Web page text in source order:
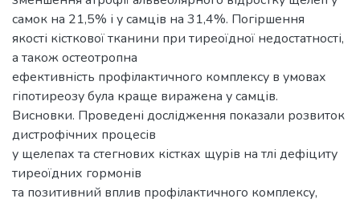
самок на 21,5% і у самців на 31,4%. Погіршення
якості кісткової тканини при тиреоїдної недостатності,
а також остеотропна
ефективність профілактичного комплексу в умовах
гіпотиреозу була краще виражена у самців.
Висновки. Проведені дослідження показали розвиток
дистрофічних процесів
у щелепах та стегнових кістках щурів на тлі дефіциту
тиреоїдних гормонів
та позитивний вплив профілактичного комплексу,